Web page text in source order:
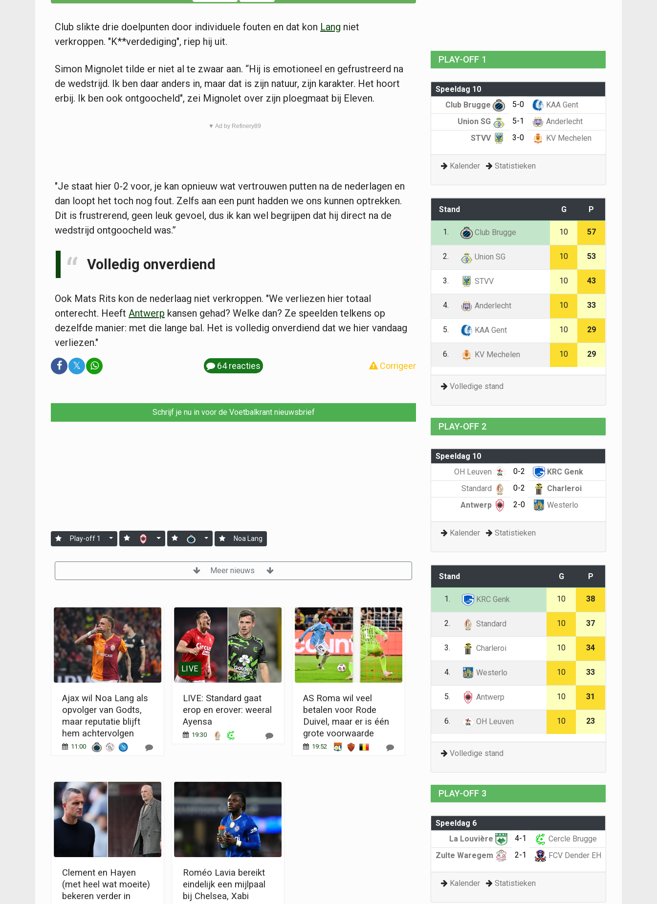
Club slikte drie doelpunten door individuele fouten en dat kon Lang niet
verkroppen. "K**verdediging", riep hij uit.
Simon Mignolet tilde er niet al te zwaar aan. “Hij is emotioneel en gefrustreerd na
de wedstrijd. Ik ben daar anders in, maar dat is zijn natuur, zijn karakter. Het hoort
erbij. Ik ben ook ontgoocheld", zei Mignolet over zijn ploegmaat bij Eleven.
▼ Ad by Refinery89
"Je staat hier 0-2 voor, je kan opnieuw wat vertrouwen putten na de nederlagen en
dan loopt het toch nog fout. Zelfs aan een punt hadden we ons kunnen optrekken.
Dit is frustrerend, geen leuk gevoel, dus ik kan wel begrijpen dat hij direct na de
wedstrijd ontgoocheld was.”
Volledig onverdiend
Ook Mats Rits kon de nederlaag niet verkroppen. "We verliezen hier totaal
onterecht. Heeft Antwerp kansen gehad? Welke dan? Ze speelden telkens op
dezelfde manier: met die lange bal. Het is volledig onverdiend dat we hier vandaag
verliezen."
𝕏 64 reacties Corrigeer
Schrijf je nu in voor de Voetbalkrant nieuwsbrief
Play-off 1 Noa Lang
Meer nieuws
Ajax wil Noa Lang als
opvolger van Godts,
maar reputatie blijft
hem achtervolgen
11:00
LIVE
LIVE: Standard gaat
erop en erover: weeral
Ayensa
19:30
AS Roma wil veel
betalen voor Rode
Duivel, maar er is één
grote voorwaarde
19:52
Clement en Hayen
(met heel wat moeite)
bekeren verder in
Roméo Lavia bereikt
eindelijk een mijlpaal
bij Chelsea, Xabi
PLAY-OFF 1
Speeldag 10
Club Brugge
5-0
KAA Gent
Union SG
5-1
Anderlecht
STVV
3-0 KV Mechelen
Kalender Statistieken
Stand G P
1. Club Brugge 10 57
2. Union SG 10 53
3. STVV 10 43
4. Anderlecht 10 33
5. KAA Gent 10 29
6. KV Mechelen 10 29
Volledige stand
PLAY-OFF 2
Speeldag 10
OH Leuven
0-2
KRC Genk
Standard
0-2
Charleroi
Antwerp
2-0 Westerlo
Kalender Statistieken
Stand G P
1. KRC Genk 10 38
2. Standard 10 37
3. Charleroi 10 34
4. Westerlo 10 33
5. Antwerp 10 31
6. OH Leuven 10 23
Volledige stand
PLAY-OFF 3
Speeldag 6
La Louvière
4-1
Cercle Brugge
Zulte Waregem
2-1 FCV Dender EH
Kalender Statistieken